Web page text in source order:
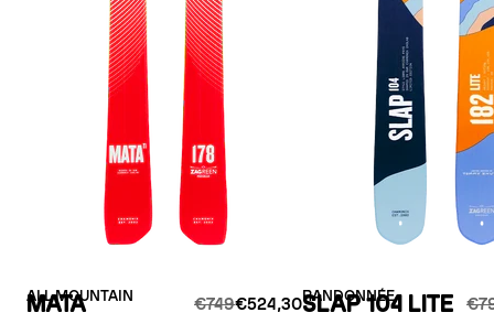
ALL MOUNTAIN
MATA €749€524,30RANDONNÉE
SLAP 104 LITE